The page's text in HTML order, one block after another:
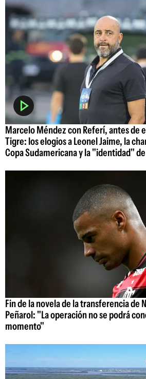
Marcelo Méndez con Referí, antes de
Tigre: los elogios a Leonel Jaime, la
Copa Sudamericana y la "identidad"
Fin de la novela de la transferencia de
Peñarol: "La operación no se podrá
momento"